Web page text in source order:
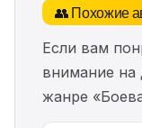
👥 Похожие
Если вам
внимание на
жанре